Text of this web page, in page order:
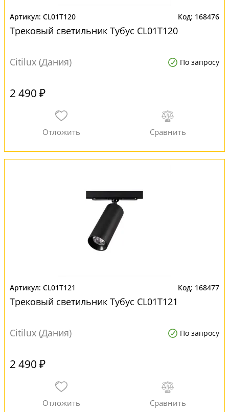
CL01T120 168476
Трековый светильник Тубус CL01T120
Citilux (Дания) По запросу
2 490 ₽
CL01T121 168477
Трековый светильник Тубус CL01T121
Citilux (Дания) По запросу
2 490 ₽